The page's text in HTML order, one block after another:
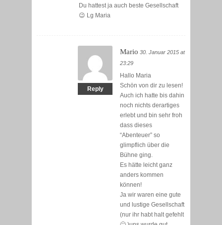
Du hattest ja auch beste Gesellschaft
😉 Lg Maria
Reply
Mario 30. Januar 2015 at
23:29
Hallo Maria
Schön von dir zu lesen!
Auch ich hatte bis dahin
noch nichts derartiges
erlebt und bin sehr froh
dass dieses
“Abenteuer” so
glimpflich über die
Bühne ging.
Es hätte leicht ganz
anders kommen
können!
Ja wir waren eine gute
und lustige Gesellschaft
(nur ihr habt halt gefehlt